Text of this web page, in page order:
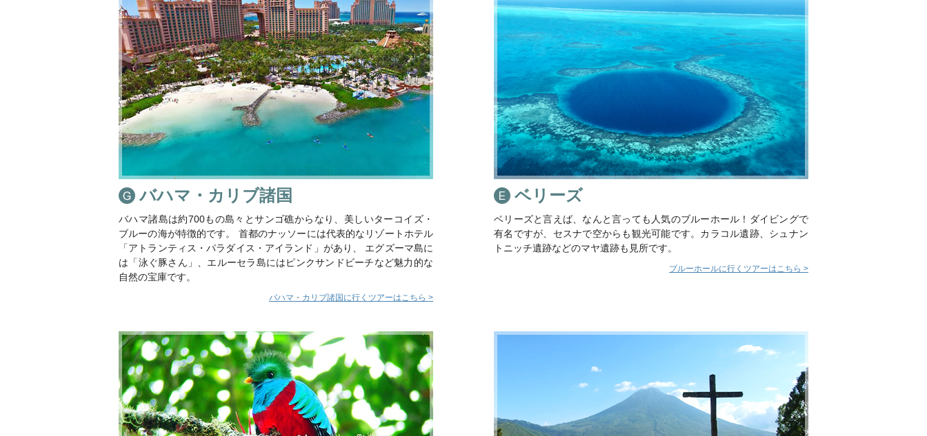
バハマ・カリブ諸国
バハマ諸島は約700もの島々とサンゴ礁からなり、美しいターコイズ・
ブルーの海が特徴的です。 首都のナッソーには代表的なリゾートホテル
「アトランティス・パラダイス・アイランド」があり、 エグズーマ島に
は「泳ぐ豚さん」、エルーセラ島にはピンクサンドビーチなど魅力的な
自然の宝庫です。
バハマ・カリブ諸国に行くツアーはこちら >
ベリーズ
ベリーズと言えば、なんと言っても人気のブルーホール！ダイビングで
有名ですが、セスナで空からも観光可能です。カラコル遺跡、シュナン
トニッチ遺跡などのマヤ遺跡も見所です。
ブルーホールに行くツアーはこちら >